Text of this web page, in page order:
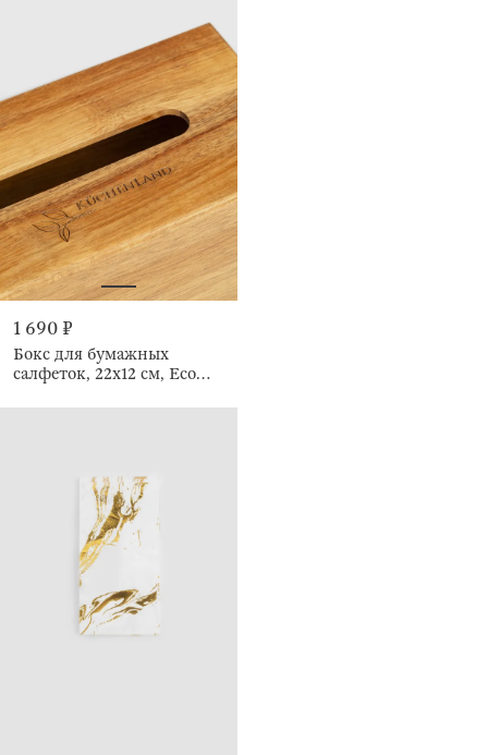
1 690 ₽
Бокс для бумажных
салфеток, 22х12 см, Eco